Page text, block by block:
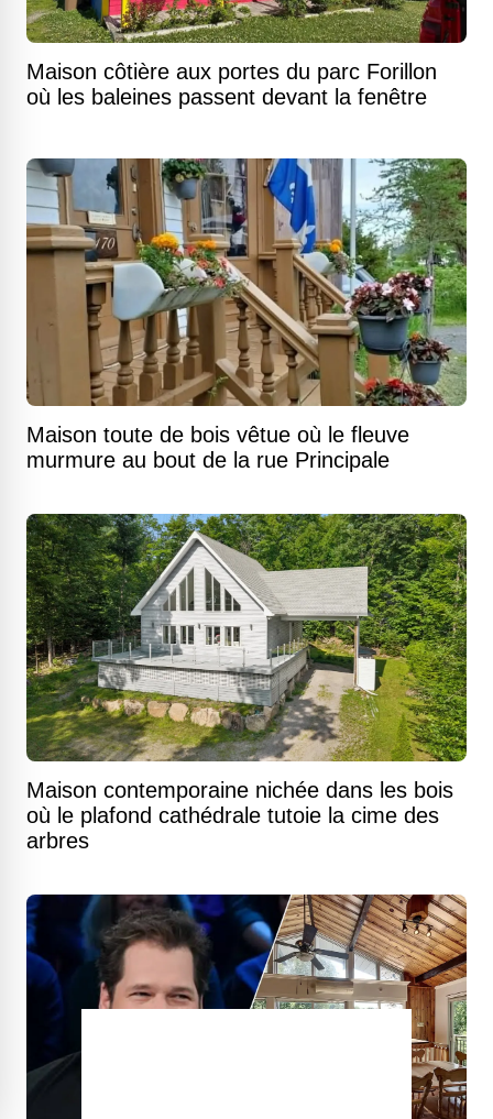
Maison côtière aux portes du parc Forillon
où les baleines passent devant la fenêtre
Maison toute de bois vêtue où le fleuve
murmure au bout de la rue Principale
Maison contemporaine nichée dans les bois
où le plafond cathédrale tutoie la cime des
arbres